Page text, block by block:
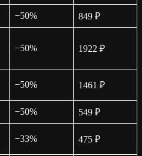
−50% 849 ₽
−50% 1922 ₽
−50% 1461 ₽
−50% 549 ₽
−33% 475 ₽